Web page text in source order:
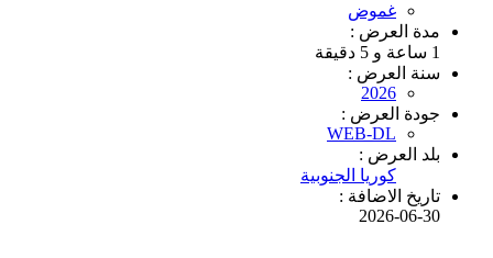
غموض
مدة العرض :
1 ساعة و 5 دقيقة
سنة العرض :
2026
جودة العرض :
WEB-DL
بلد العرض :
كوريا الجنوبية
تاريخ الاضافة :
2026-06-30